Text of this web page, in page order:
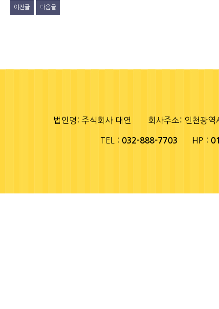
이전글 다음글
법인명: 주식회사 대연 회사주소: 인천광
TEL : 032-888-7703 HP :